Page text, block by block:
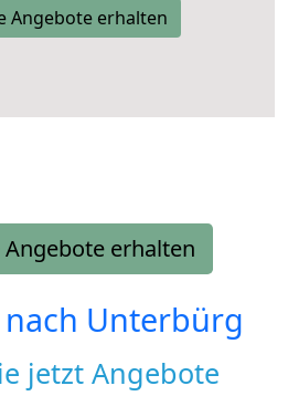
Angebote erhalten
Angebote erhalten
Unterbürg
jetzt Angebote